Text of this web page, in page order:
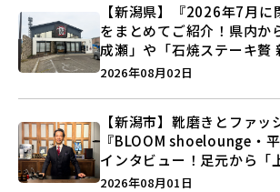
【新潟県】『2026年7月に
をまとめてご紹介！県内か
成瀬」や「石焼ステーキ贅
営業に幕…。
2026年08月02日
【新潟市】靴磨きとファッ
『BLOOM shoelounge・
インタビュー！足元から「
つくる装いの提案とは？
2026年08月01日